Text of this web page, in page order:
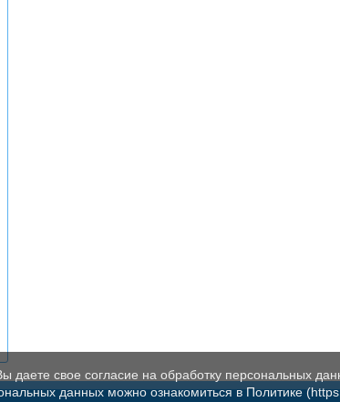
даете свое согласие на обработку персональных
данных можно ознакомиться в Политике